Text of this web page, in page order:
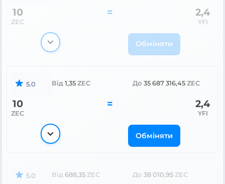
10
ZEC
= 2,4
YFI
Обміняти
5.0 Від 1,35 ZEC До 35 687 316,45 ZEC
10
ZEC
= 2,4
YFI
Обміняти
5.0 Від 688,35 ZEC До 38 010,95 ZEC